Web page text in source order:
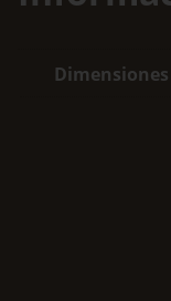
Dimensiones